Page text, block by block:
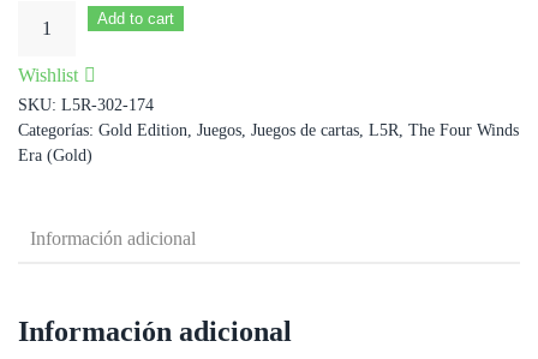
XP
cantidad
Add to cart
Wishlist
SKU: L5R-302-174
Categorías: Gold Edition, Juegos, Juegos de cartas, L5R, The Four Winds
Era (Gold)
Información adicional
Información adicional